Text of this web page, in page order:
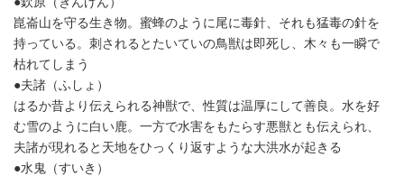
崑崙山を守る生き物。蜜蜂のように尾に毒針、それも猛毒の針を
持っている。刺されるとたいていの鳥獣は即死し、木々も一瞬で
枯れてしまう
●夫諸（ふしょ）
はるか昔より伝えられる神獣で、性質は温厚にして善良。水を好
む雪のように白い鹿。一方で水害をもたらす悪獣とも伝えられ、
夫諸が現れると天地をひっくり返すような大洪水が起きる
●水鬼（すいき）